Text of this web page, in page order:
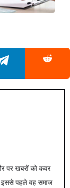
पर खबरों को कवर
इससे पहले वह समाज